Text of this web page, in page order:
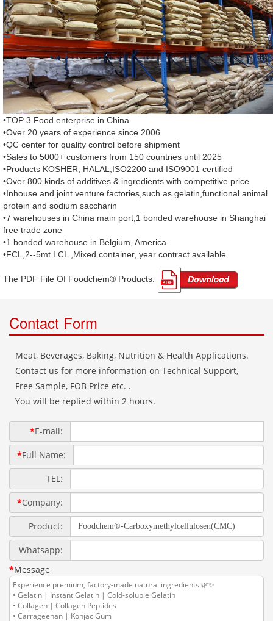
•TOP 3 Food enterprise in China
•Over 20 years of experience since 2006
•QC center for quality control before shipment
•Sales to 5000+ customers from 150 countries until 2025
•Products KOSHER, HALAL,ISO2200 and ISO9001 certified
•Over 800 kinds of additives & ingredients with competitive price
•Inhouse and joint venture factories,such as gelatin,functional animal
protein and sodium saccharin
•7 warehouses in China main port,1 bonded warehouse in Shanghai
free trade zone
•1 bonded warehouse in Belgium, America
•FCL,2--5mt LCL ,Mixed container, year contract available
The PDF File Of Foodchem® Products: